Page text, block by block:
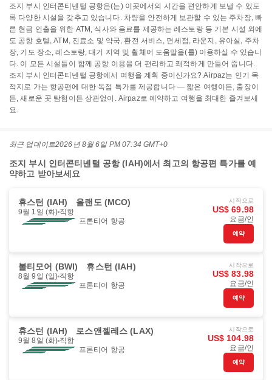
조지 부시 인터콘티넨털 공항은(는) 이곳에서의 시간을 편안하게 보낼 수 있도
록 다양한 시설을 갖추고 있습니다. 차량을 안전하게 보관할 수 있는 주차장, 빠
른 현금 인출을 위한 ATM, 식사와 음료를 제공하는 레스토랑 등 기본 시설 외에
도 공항 호텔, ATM, 진료소 및 약국, 환전 서비스, 면세점, 라운지, 유아실, 주차
장, 기도 장소, 레스토랑, 대기 지역 및 휠체어 도움말을(를) 이용하실 수 있습니
다. 이 모든 시설들이 함께 공항 이용을 더 편리하고 쾌적하게 만들어 줍니다.
조지 부시 인터콘티넨털 공항에서 여행을 계획 중이신가요? Airpaz는 인기 목
적지로 가는 항공편에 대한 독점 특가를 제공합니다 — 짧은 여행이든, 출장이
든, 새로운 곳 탐험이든 상관없이. Airpaz로 예약하고 여행을 최대한 즐겨보세
요.
최근 업데이트2026년 8월 6일 PM 07:34 GMT+0
조지 부시 인터콘티넨털 공항 (IAH)에서 최고의 항공편 특가를 예
약하고 받아보세요
휴스턴 (IAH) 올랜도 (MCO)
9월 1일 (화) 직항
프론티어 항공
시작으로
US$ 69.98
요금/인
예약
볼티모어 (BWI) 휴스턴 (IAH)
8월 9일 (일) 직항
프론티어 항공
시작으로
US$ 83.98
요금/인
예약
휴스턴 (IAH) 로스앤젤레스 (LAX)
9월 8일 (화) 직항
프론티어 항공
시작으로
US$ 104.98
요금/인
예약